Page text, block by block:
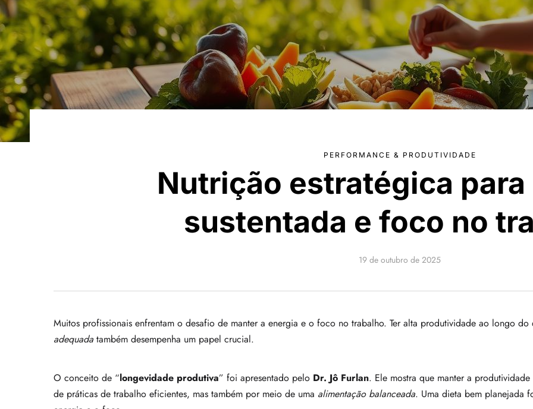
PERFORMANCE & PRODUTIVIDADE
Nutrição estratégica para
sustentada e foco no
19 de outubro de 2025
Muitos profissionais enfrentam o desafio de manter a energia e o foco no trabalho. Ter alta produtividade ao longo
adequadatambém desempenha um papel crucial.
O conceito de “longevidade produtiva” foi apresentado pelo Dr. Jô Furlan. Ele mostra que manter a
de práticas de trabalho eficientes, mas também por meio de uma alimentação balanceada. Uma dieta bem planejada